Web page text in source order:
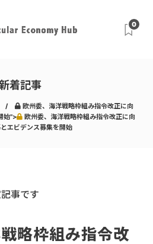
0
着記事
欧州委、海洋戦略枠組み指令改正に向
始">
欧州委、海洋戦略枠組み指令改正に向
エビデンス募集を開始
事です
略枠組み指令改